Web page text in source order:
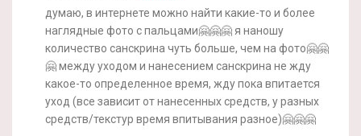
думаю, в интернете можно найти какие-то и более
наглядные фото с пальцами🤗🤗🤗 я наношу
количество санскрина чуть больше, чем на фото🤗🤗
🤗 между уходом и нанесением санскрина не жду
какое-то определенное время, жду пока впитается
уход (все зависит от нанесенных средств, у разных
средств/текстур время впитывания разное)🤗🤗🤗